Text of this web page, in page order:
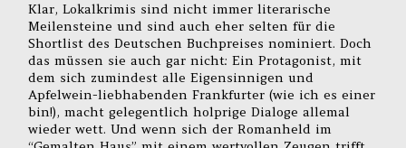
Klar, Lokalkrimis sind nicht immer literarische
Meilensteine und sind auch eher selten für die
Shortlist des Deutschen Buchpreises nominiert. Doch
das müssen sie auch gar nicht: Ein Protagonist, mit
dem sich zumindest alle Eigensinnigen und
Apfelwein-liebhabenden Frankfurter (wie ich es einer
bin!), macht gelegentlich holprige Dialoge allemal
wieder wett. Und wenn sich der Romanheld im